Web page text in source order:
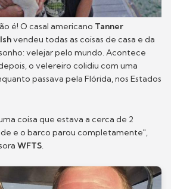
é! O casal americano Tanner
vendeu todas as coisas de casa e da
velejar pelo mundo. Acontece
o velereiro colidiu com uma
passava pela Flórida, nos Estados
coisa que estava a cerca de 2
e o barco parou completamente",
WFTS.